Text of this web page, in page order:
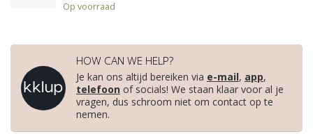
Op voorraad
HOW CAN WE HELP?
Je kan ons altijd bereiken via e-mail, app,
telefoon of socials! We staan klaar voor al je
vragen, dus schroom niet om contact op te
nemen.